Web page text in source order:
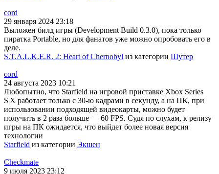
cord
29 января 2024 23:18
Выложен билд игры (Development Build 0.3.0), пока только
пиратка Portable, но для фанатов уже можно опробовать его в
деле.
S.T.A.L.K.E.R. 2: Heart of Chernobyl из категории Шутер
cord
24 августа 2023 10:21
Любопытно, что Starfield на игровой приставке Xbox Series
S|X работает только с 30-ю кадрами в секунду, а на ПК, при
использовании подходящей видеокарты, можно будет
получить в 2 раза больше — 60 FPS. Судя по слухам, к релизу
игры на ПК ожидается, что выйдет более новая версия
технологии
Starfield из категории Экшен
Checkmate
9 июля 2023 23:12